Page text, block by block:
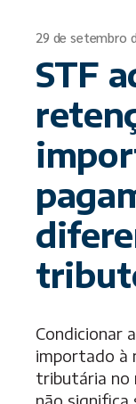
29 de setembro
STF
Condicionar
importado à
tributária no